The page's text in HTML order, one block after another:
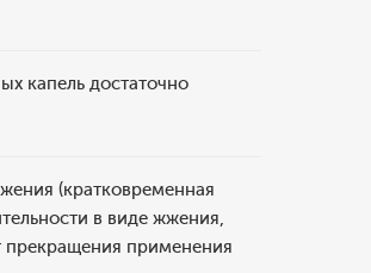
капель достаточно
(кратковременная
в виде жжения,
прекращения применения